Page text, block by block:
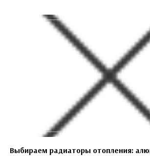
Выбираем радиаторы отопления: